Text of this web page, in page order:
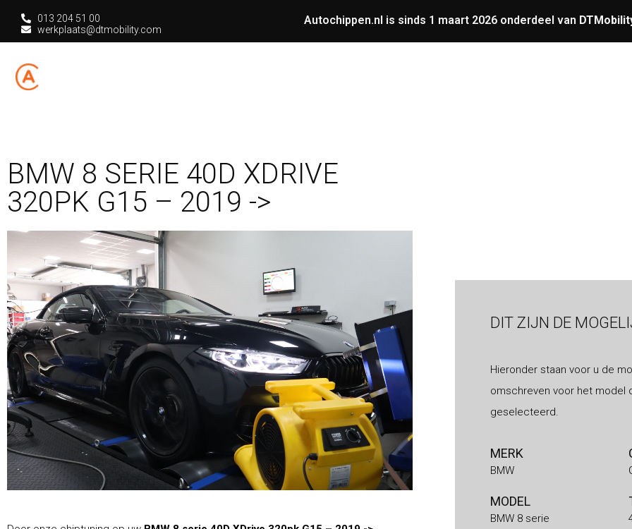
013 204 51 00
werkplaats@dtmobility.com
Autochippen.nl is sinds 1 maart 2026 onderdeel van
BMW 8 SERIE 40D XDRIVE
320PK G15 – 2019 ->
DIT ZIJN DE
Hieronder staan voor u de
omschreven voor het model
geselecteerd.
MERK
BMW
MODEL
BMW 8 serie